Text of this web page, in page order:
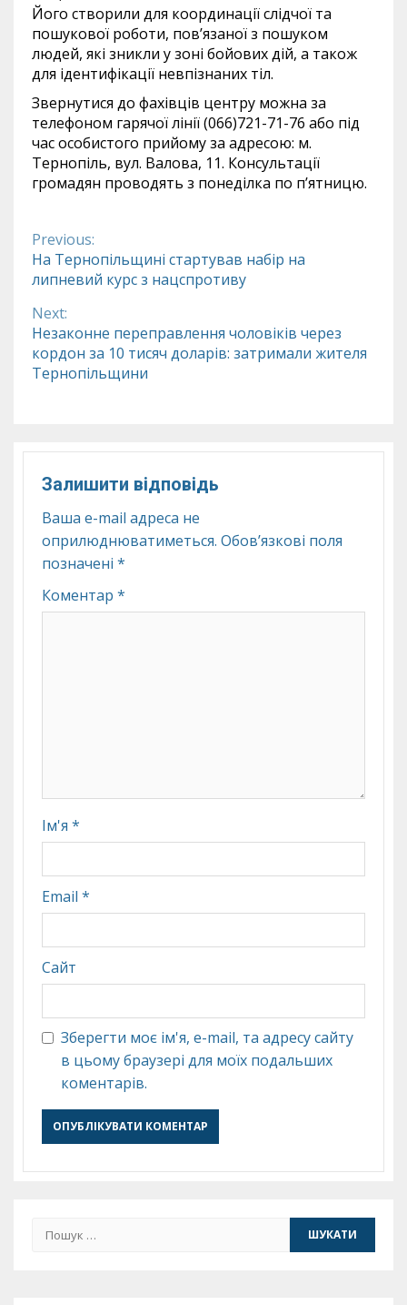
Його створили для координації слідчої та
пошукової роботи, пов’язаної з пошуком
людей, які зникли у зоні бойових дій, а також
для ідентифікації невпізнаних тіл.
Звернутися до фахівців центру можна за
телефоном гарячої лінії (066)721-71-76 або під
час особистого прийому за адресою: м.
Тернопіль, вул. Валова, 11. Консультації
громадян проводять з понеділка по п’ятницю.
Continue
Reading
Previous:
На Тернопільщині стартував набір на
липневий курс з нацспротиву
Next:
Незаконне переправлення чоловіків через
кордон за 10 тисяч доларів: затримали жителя
Тернопільщини
Залишити відповідь
Ваша e-mail адреса не
оприлюднюватиметься. Обов’язкові поля
позначені *
Коментар *
Ім'я *
Email *
Сайт
Зберегти моє ім'я, e-mail, та адресу сайту
в цьому браузері для моїх подальших
коментарів.
Пошук: